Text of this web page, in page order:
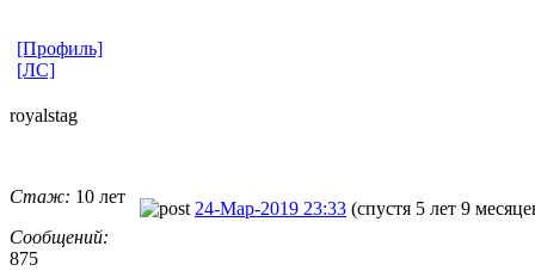
[Профиль]
[ЛС]
royalstag
Стаж: 10 лет
Сообщений:
875
24-Мар-2019 23:33 (спустя 5 лет 9